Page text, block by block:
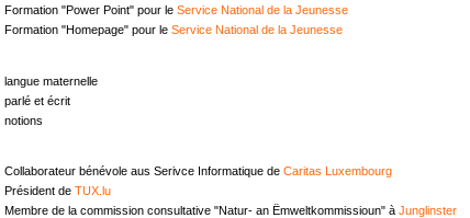
Formation "Power Point" pour le Service National de la Jeunesse
Formation "Homepage" pour le Service National de la Jeunesse
langue maternelle
parlé et écrit
notions
Collaborateur bénévole aus Serivce Informatique de Caritas Luxembourg
Président de TUX.lu
Membre de la commission consultative "Natur- an Ëmweltkommissioun" à Junglinster